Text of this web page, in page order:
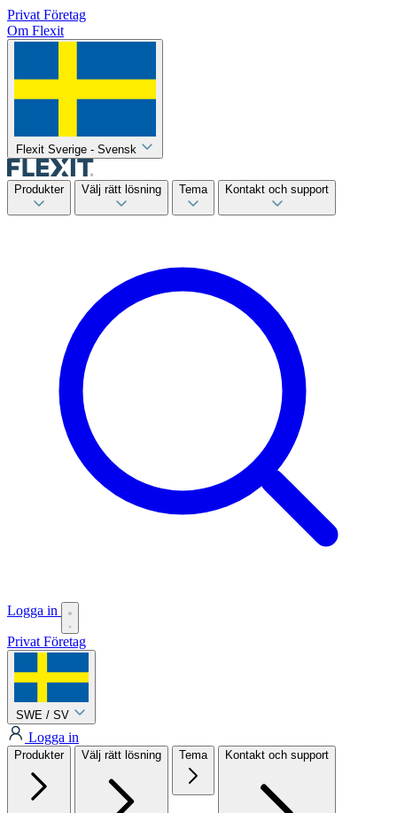
Privat Företag
Om Flexit
Flexit Sverige - Svensk
Produkter Välj rätt lösning Tema Kontakt och support
Logga in
Privat Företag
SWE / SV
Logga in
Produkter Välj rätt lösning Tema Kontakt och support